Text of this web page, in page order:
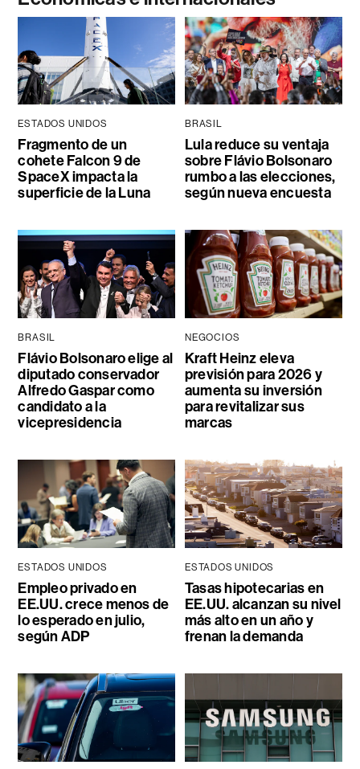
ESTADOS UNIDOS
Fragmento de un
cohete Falcon 9 de
SpaceX impacta la
superficie de la Luna
BRASIL
Lula reduce su ventaja
sobre Flávio Bolsonaro
rumbo a las elecciones,
según nueva encuesta
BRASIL
Flávio Bolsonaro elige al
diputado conservador
Alfredo Gaspar como
candidato a la
vicepresidencia
NEGOCIOS
Kraft Heinz eleva
previsión para 2026 y
aumenta su inversión
para revitalizar sus
marcas
ESTADOS UNIDOS
Empleo privado en
EE.UU. crece menos de
lo esperado en julio,
según ADP
ESTADOS UNIDOS
Tasas hipotecarias en
EE.UU. alcanzan su nivel
más alto en un año y
frenan la demanda